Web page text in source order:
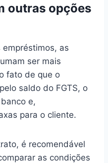
outras opções
as
ser mais
fato de que o
saldo do FGTS, o
e,
para o cliente.
é recomendável
as condições